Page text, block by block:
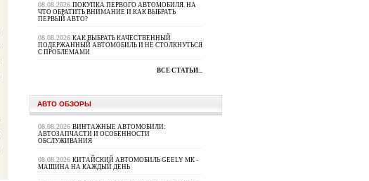
08.08.2026 ПОКУПКА ПЕРВОГО АВТОМОБИЛЯ. НА
ЧТО ОБРАТИТЬ ВНИМАНИЕ И КАК ВЫБРАТЬ
ПЕРВЫЙ АВТО?
08.08.2026 КАК ВЫБРАТЬ КАЧЕСТВЕННЫЙ
ПОДЕРЖАННЫЙ АВТОМОБИЛЬ И НЕ СТОЛКНУТЬСЯ
С ПРОБЛЕМАМИ
ВСЕ СТАТЬИ...
АВТО ОБЗОРЫ
08.08.2026 ВИНТАЖНЫЕ АВТОМОБИЛИ:
АВТОЗАПЧАСТИ И ОСОБЕННОСТИ
ОБСЛУЖИВАНИЯ
08.08.2026 КИТАЙСКИЙ АВТОМОБИЛЬ GEELY МК -
МАШИНА НА КАЖДЫЙ ДЕНЬ